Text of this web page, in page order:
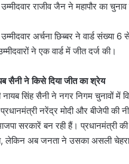
राजीव जैन ने महापौर का चुनाव
अर्चना छिब्बर ने वार्ड संख्या
ने एक वार्ड में जीत दर्ज की।
सैनी ने किसे दिया जीत का श्रेय
सिंह सैनी ने नगर निगम चुनावों में
नरेंद्र मोदी और बीजेपी की
सरकारें बन रही हैं। प्रधानमंत्री
लेकिन अब जनता ने उसका असली चेहरा